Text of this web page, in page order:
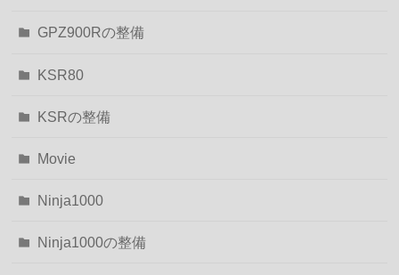
GPZ900Rの整備
KSR80
KSRの整備
Movie
Ninja1000
Ninja1000の整備